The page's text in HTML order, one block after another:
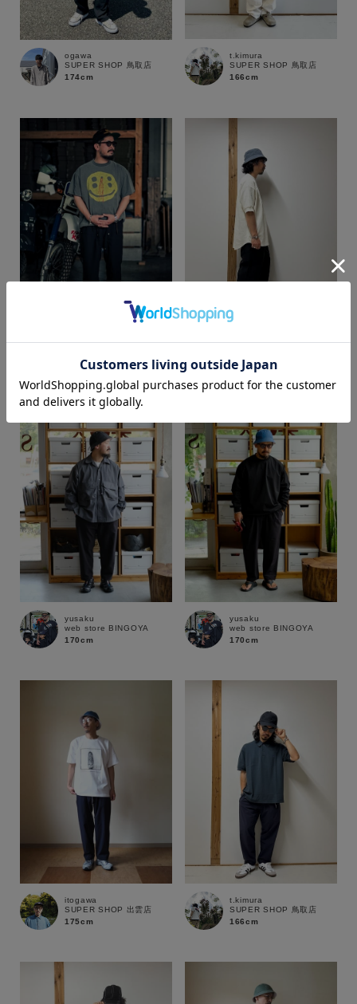
価格
商品タイプ
予約商品
セール価格 WEB限定
在庫
在庫あり 在庫なし含む
ogawa
SUPER SHOP 鳥取店
174cm
t.kimura
SUPER SHOP 鳥取店
166cm
170cm
166cm
yusaku
web store BINGOYA
170cm
yusaku
web store BINGOYA
170cm
itogawa
SUPER SHOP 出雲店
175cm
t.kimura
SUPER SHOP 鳥取店
166cm